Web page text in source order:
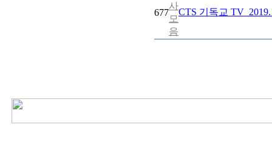
677
사
모
음
CTS 기독교